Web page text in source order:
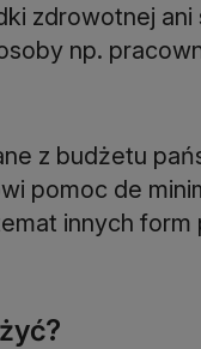
zdrowotnej ani
np.
z budżetu
pomoc de
innych